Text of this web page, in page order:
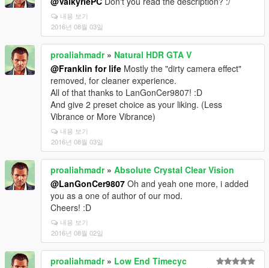
내용 보기
2016년 08월 03일
proaliahmadr» Natural HDR GTA V
@Franklin for life Mostly the "dirty camera effect"
removed, for cleaner experience.
All of that thanks to LanGonCer9807! :D
And give 2 preset choice as your liking. (Less
Vibrance or More Vibrance)
내용 보기
2016년 08월 03일
proaliahmadr» Absolute Crystal Clear Vision
@LanGonCer9807 Oh and yeah one more, i added
you as a one of author of our mod.
Cheers! :D
내용 보기
2016년 08월 02일
proaliahmadr» Low End Timecyc